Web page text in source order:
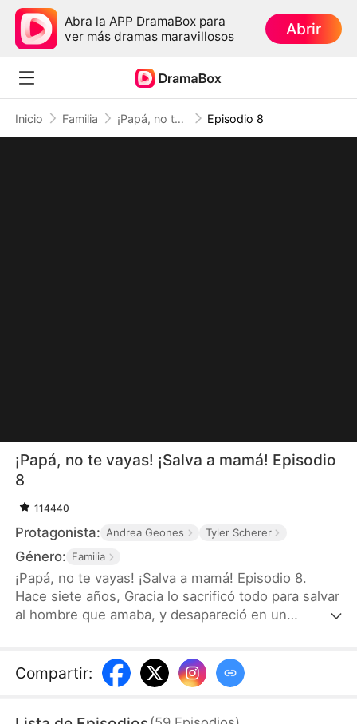
Abra la APP DramaBox para
ver más dramas maravillosos
Abrir
Inicio Familia ¡Papá, no te vayas! ¡Salva a mamá! Episodio 8
¡Papá, no te vayas! ¡Salva a mamá! Episodio
8
114440
Protagonista: Andrea Geones Tyler Scherer
Género: Familia
¡Papá, no te vayas! ¡Salva a mamá! Episodio 8.
Hace siete años, Gracia lo sacrificó todo para salvar
al hombre que amaba, y desapareció en un
conocer, la arrastra de vuelta a un mundo lleno de
peligro, poder y venganza. Pero esta vez, su
Compartir: